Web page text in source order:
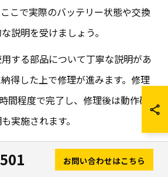
こで実際のバッテリー状態や交換
説明を受けましょう。
する部品について丁寧な説明があ
得した上で修理が進みます。修理
間程度で完了し、修理後は動作確
実施されます。
備え、修理後の保証がついている
行されるかも確認しておきましょ
お問い合わせはこちら